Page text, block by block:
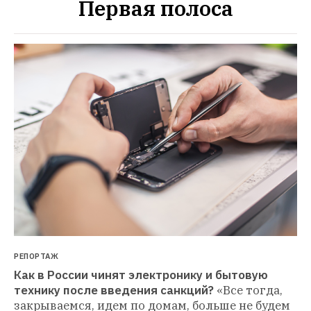
Первая полоса
РЕПОРТАЖ
Как в России чинят электронику и бытовую
технику после введения санкций? «Все тогда,
закрываемся, идем по домам, больше не будем